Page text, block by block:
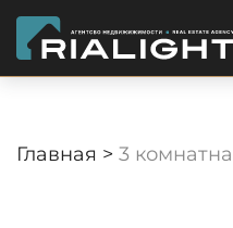
Главная > 3